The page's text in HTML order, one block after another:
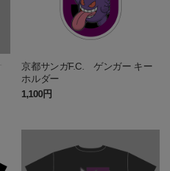
京都サンガF.C. ゲンガー キー
ホルダー
1,100円